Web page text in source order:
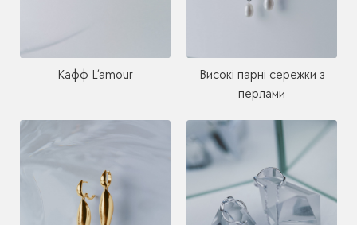
Кафф L’amour
Високі парні сережки з
перлами